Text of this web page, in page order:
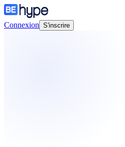
Connexion S'inscrire